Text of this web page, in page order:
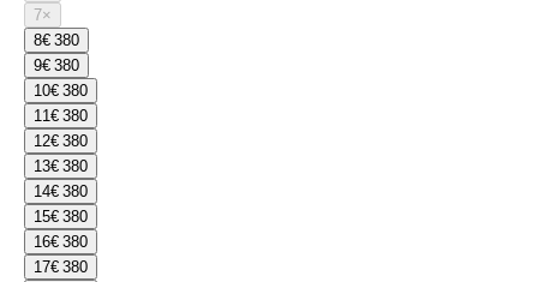
7×
8€ 380
9€ 380
10€ 380
11€ 380
12€ 380
13€ 380
14€ 380
15€ 380
16€ 380
17€ 380